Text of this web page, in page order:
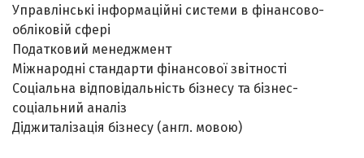
Управлінські інформаційні системи в фінансово-
обліковій сфері
Податковий менеджмент
Міжнародні стандарти фінансової звітності
Соціальна відповідальність бізнесу та бізнес-
соціальний аналіз
Діджиталізація бізнесу (англ. мовою)